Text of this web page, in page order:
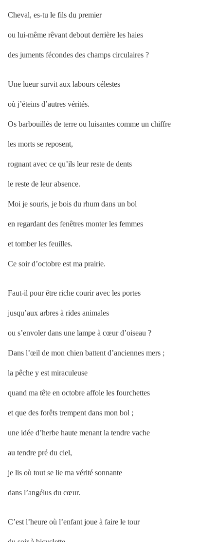
Cheval, es-tu le fils du premier
ou lui-même rêvant debout derrière les haies
des juments fécondes des champs circulaires ?
Une lueur survit aux labours célestes
où j’éteins d’autres vérités.
Os barbouillés de terre ou luisantes comme un chiffre
les morts se reposent,
rognant avec ce qu’ils leur reste de dents
le reste de leur absence.
Moi je souris, je bois du rhum dans un bol
en regardant des fenêtres monter les femmes
et tomber les feuilles.
Ce soir d’octobre est ma prairie.
Faut-il pour être riche courir avec les portes
jusqu’aux arbres à rides animales
ou s’envoler dans une lampe à cœur d’oiseau ?
Dans l’œil de mon chien battent d’anciennes mers ;
la pêche y est miraculeuse
quand ma tête en octobre affole les fourchettes
et que des forêts trempent dans mon bol ;
une idée d’herbe haute menant la tendre vache
au tendre pré du ciel,
je lis où tout se lie ma vérité sonnante
dans l’angélus du cœur.
C’est l’heure où l’enfant joue à faire le tour